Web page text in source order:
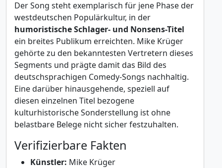
Der Song steht exemplarisch für jene Phase der
westdeutschen Populärkultur, in der
humoristische Schlager- und Nonsens-Titel
ein breites Publikum erreichten. Mike Krüger
gehörte zu den bekanntesten Vertretern dieses
Segments und prägte damit das Bild des
deutschsprachigen Comedy-Songs nachhaltig.
Eine darüber hinausgehende, speziell auf
diesen einzelnen Titel bezogene
kulturhistorische Sonderstellung ist ohne
belastbare Belege nicht sicher festzuhalten.
Verifizierbare Fakten
Künstler: Mike Krüger